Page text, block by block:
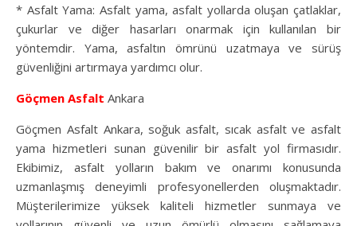
* Asfalt Yama: Asfalt yama, asfalt yollarda oluşan çatlaklar,
çukurlar ve diğer hasarları onarmak için kullanılan bir
yöntemdir. Yama, asfaltın ömrünü uzatmaya ve sürüş
güvenliğini artırmaya yardımcı olur.
Göçmen Asfalt Ankara
Göçmen Asfalt Ankara, soğuk asfalt, sıcak asfalt ve asfalt
yama hizmetleri sunan güvenilir bir asfalt yol firmasıdır.
Ekibimiz, asfalt yolların bakım ve onarımı konusunda
uzmanlaşmış deneyimli profesyonellerden oluşmaktadır.
Müşterilerimize yüksek kaliteli hizmetler sunmaya ve